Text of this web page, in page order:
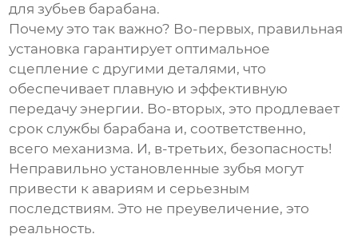
для зубьев барабана.
Почему это так важно? Во-первых, правильная
установка гарантирует оптимальное
сцепление с другими деталями, что
обеспечивает плавную и эффективную
передачу энергии. Во-вторых, это продлевает
срок службы барабана и, соответственно,
всего механизма. И, в-третьих, безопасность!
Неправильно установленные зубья могут
привести к авариям и серьезным
последствиям. Это не преувеличение, это
реальность.